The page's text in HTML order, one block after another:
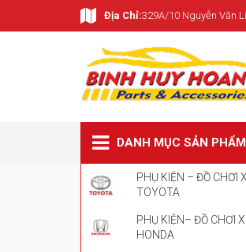
Địa Chỉ:329A/10 Nguyễn Văn
DANH MỤC SẢN PHẨM
PHỤ KIỆN – ĐỒ CHƠI
TOYOTA
PHỤ KIỆN– ĐỒ CHƠI
HONDA